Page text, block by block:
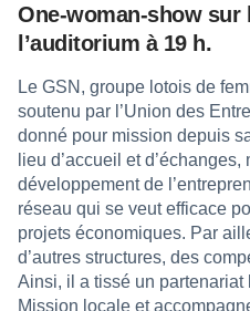
One-woman-show sur
l’auditorium à 19 h.
Le GSN, groupe lotois de
soutenu par l’Union des
donné pour mission depuis
lieu d’accueil et
développement de
réseau qui se veut efficace
projets économiques. Par
d’autres structures, des
Ainsi, il a tissé un partenariat
Mission locale et